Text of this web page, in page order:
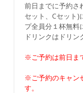
前日までに予約さ
セット、Cセット)
プ全員分１杯無料
ドリンクはドリン
※ご予約は前日ま
※ご予約のキャン
す。